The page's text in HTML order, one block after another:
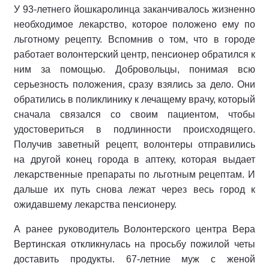
У 93-летнего йошкаролинца заканчивалось жизненно
необходимое лекарство, которое положено ему по
льготному рецепту. Вспомнив о том, что в городе
работает волонтерский центр, пенсионер обратился к
ним за помощью. Добровольцы, понимая всю
серьезность положения, сразу взялись за дело. Они
обратились в поликлинику к лечащему врачу, который
сначала связался со своим пациентом, чтобы
удостовериться в подлинности происходящего.
Получив заветный рецепт, волонтеры отправились
на другой конец города в аптеку, которая выдает
лекарственные препараты по льготным рецептам. И
дальше их путь снова лежат через весь город к
ожидавшему лекарства пенсионеру.
А ранее руководитель Волонтерского центра Вера
Вертинская откликнулась на просьбу пожилой четы
доставить продукты. 67-летние муж с женой